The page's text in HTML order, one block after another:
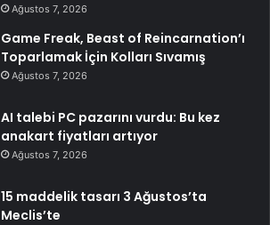
Ağustos 7, 2026
Game Freak, Beast of Reincarnation’ı
Toparlamak İçin Kolları Sıvamış
Ağustos 7, 2026
AI talebi PC pazarını vurdu: Bu kez
anakart fiyatları artıyor
Ağustos 7, 2026
15 maddelik tasarı 3 Ağustos’ta
Meclis’te